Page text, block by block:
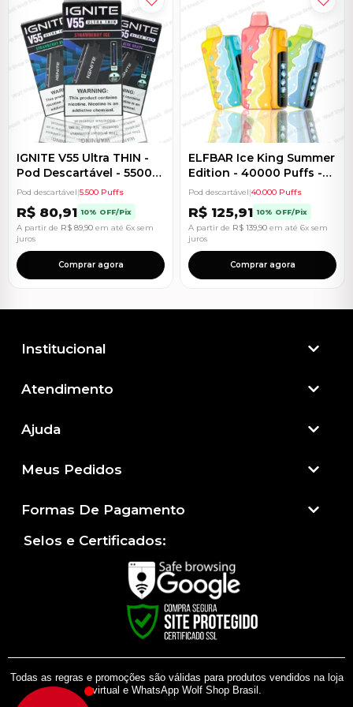
IGNITE V55 Ultra THIN -
Pod Descartável - 5500
Puffs
Pod descartável|5.500 Puffs
R$ 80,91 10% OFF/Pix
A partir de R$ 89,90 em até 6x sem
juros
Comprar agora
ELFBAR Ice King Summer
Edition - 40000 Puffs -
Pod Descartável
Pod descartável|40.000 Puffs
R$ 125,91 10% OFF/Pix
A partir de R$ 139,90 em até 6x sem
juros
Comprar agora
Institucional
Atendimento​
Ajuda
Meus Pedidos
Formas De Pagamento
Selos e Certificados:
Todas as regras e promoções são válidas para produtos vendidos na loja
virtual e WhatsApp Wolf Shop Brasil.